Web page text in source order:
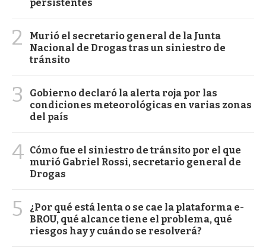
persistentes
2
Murió el secretario general de la Junta
Nacional de Drogas tras un siniestro de
tránsito
3
Gobierno declaró la alerta roja por las
condiciones meteorológicas en varias zonas
del país
4 Cómo fue el siniestro de tránsito por el que
murió Gabriel Rossi, secretario general de
Drogas
5
¿Por qué está lenta o se cae la plataforma e-
BROU, qué alcance tiene el problema, qué
riesgos hay y cuándo se resolverá?